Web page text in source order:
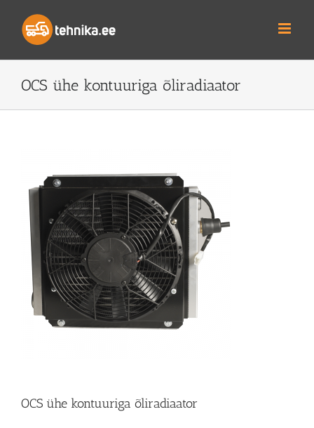
content
OCS ühe kontuuriga õliradiaator
OCS ühe kontuuriga õliradiaator